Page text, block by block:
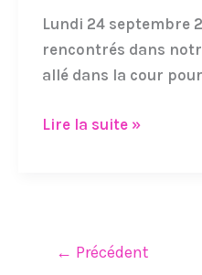
Lundi 24 septembre
rencontrés dans
allé dans la cour pour
Lire la suite »
← Précédent